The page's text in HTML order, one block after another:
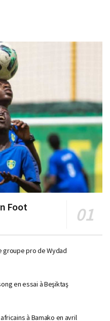
Foot
groupe pro de Wydad
en essai à Beşiktaş
à Bamako en avril